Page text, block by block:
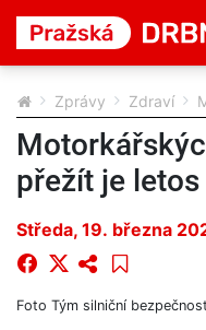
Zprávy Zdraví
přežít je
Středa, 19. března
Foto Tým silniční